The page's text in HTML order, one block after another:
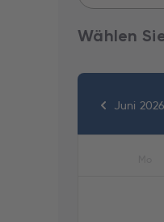
Wählen
Juni 2026